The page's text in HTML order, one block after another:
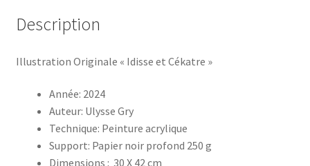
Description
Illustration Originale « Idisse et Cékatre »
Année: 2024
Auteur: Ulysse Gry
Technique: Peinture acrylique
Support: Papier noir profond 250 g
Dimensions : 30 X 42 cm